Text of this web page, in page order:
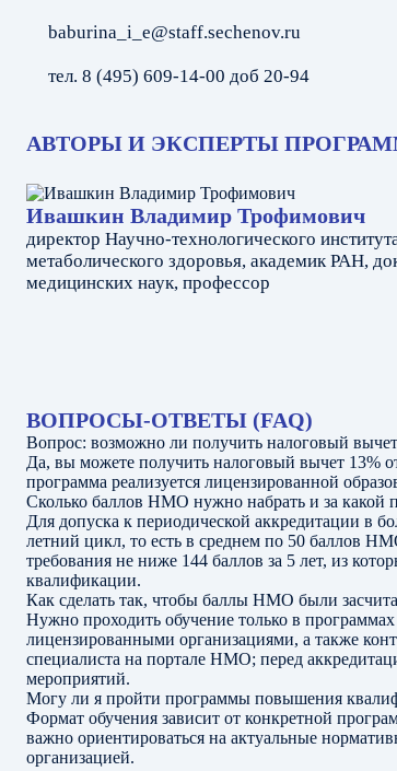
baburina_i_e@staff.sechenov.ru
тел. 8 (495) 609-14-00 доб 20-94
АВТОРЫ И ЭКСПЕРТЫ
Ивашкин Владимир Трофимович
директор Научно-технологического
метаболического здоровья, академик РАН,
медицинских наук, профессор
ВОПРОСЫ-ОТВЕТЫ (FAQ)
Вопрос: возможно ли получить налоговый
Да, вы можете получить налоговый вычет 13%
программа реализуется лицензированной
Сколько баллов НМО нужно набрать и за какой
Для допуска к периодической аккредитации в
летний цикл, то есть в среднем по 50 баллов
требования не ниже 144 баллов за 5 лет, из
квалификации.
Как сделать так, чтобы баллы НМО были
Нужно проходить обучение только в
лицензированными организациями, а также
специалиста на портале НМО; перед
мероприятий.
Могу ли я пройти программы повышения
Формат обучения зависит от конкретной
важно ориентироваться на актуальные
организацией.